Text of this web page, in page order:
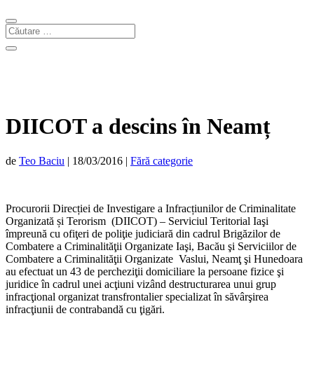
DIICOT a descins în Neamț
de Teo Baciu | 18/03/2016 | Fără categorie
Procurorii Direcției de Investigare a Infracțiunilor de Criminalitate
Organizată și Terorism (DIICOT) – Serviciul Teritorial Iaşi
împreună cu ofiţeri de poliţie judiciară din cadrul Brigăzilor de
Combatere a Criminalităţii Organizate Iaşi, Bacău şi Serviciilor de
Combatere a Criminalităţii Organizate Vaslui, Neamţ şi Hunedoara
au efectuat un 43 de percheziţii domiciliare la persoane fizice şi
juridice în cadrul unei acţiuni vizând destructurarea unui grup
infracţional organizat transfrontalier specializat în săvârşirea
infracţiunii de contrabandă cu ţigări.